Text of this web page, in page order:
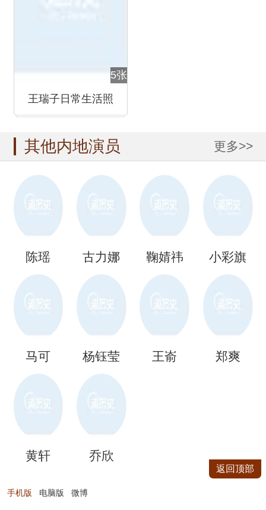
5张
王瑞子日常生活照
其他内地演员 更多>>
陈瑶 古力娜 鞠婧祎 小彩旗
马可 杨钰莹 王嵛 郑爽
黄轩 乔欣
手机版 电脑版 微博
返回顶部